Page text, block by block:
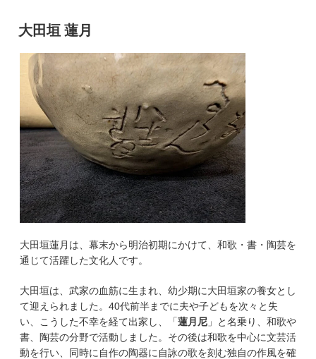
大田垣 蓮月
大田垣蓮月は、幕末から明治初期にかけて、和歌・書・陶芸を
通じて活躍した文化人です。
大田垣は、武家の血筋に生まれ、幼少期に大田垣家の養女とし
て迎えられました。40代前半までに夫や子どもを次々と失
い、こうした不幸を経て出家し、「蓮月尼 」と名乗り、和歌や
書、陶芸の分野で活動しました。その後は和歌を中心に文芸活
動を行い、同時に自作の陶器に自詠の歌を刻む独自の作風を確